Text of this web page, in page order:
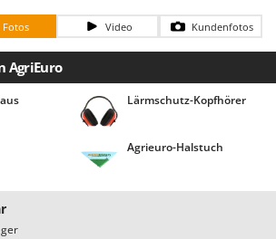
Inkubatoren
Außenbereich
und Dampfbesen
Fotos Video Kundenfotos
AgriEuro
Lärmschutz-Kopfhörer
Agrieuro-Halstuch